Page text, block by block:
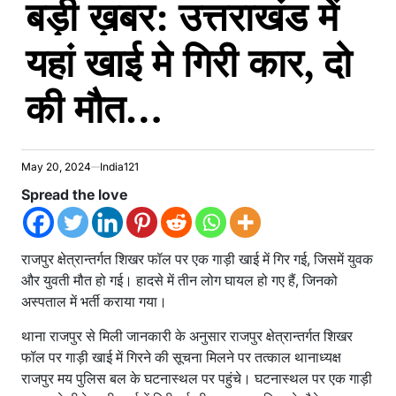
बड़ी ख़बर: उत्तराखंड में
यहां खाई मे गिरी कार, दो
की मौत…
May 20, 2024 India121
Spread the love
राजपुर क्षेत्रान्तर्गत शिखर फॉल पर एक गाड़ी खाई में गिर गई, जिसमें युवक
और युवती मौत हो गई। हादसे में तीन लोग घायल हो गए हैं, जिनको
अस्पताल में भर्ती कराया गया।
थाना राजपुर से मिली जानकारी के अनुसार राजपुर क्षेत्रान्तर्गत शिखर
फॉल पर गाड़ी खाई में गिरने की सूचना मिलने पर तत्काल थानाध्यक्ष
राजपुर मय पुलिस बल के घटनास्थल पर पहुंचे। घटनास्थल पर एक गाड़ी